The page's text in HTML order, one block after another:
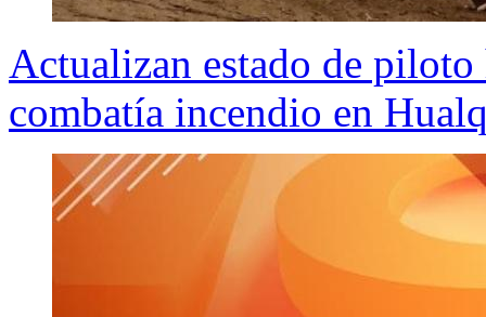
Actualizan estado de
combatía incendio en